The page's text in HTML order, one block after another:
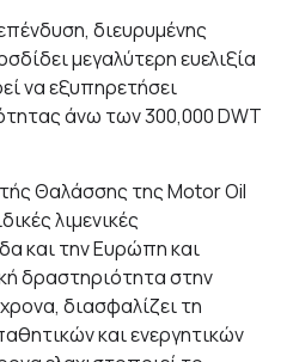
διευρυμένης
μεγαλύτερη ευελιξία
να εξυπηρετήσει
άνω των 300,000 DWT
Θαλάσσης της Motor Oil
λιμενικές
και την Ευρώπη και
δραστηριότητα στην
διασφαλίζει τη
και ενεργητικών